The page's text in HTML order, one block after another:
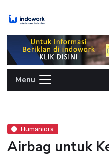
Menu
Humaniora
Airbag untuk